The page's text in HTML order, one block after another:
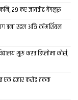
29 कए जायतीह बेंगलुरु
बना रहल अछि कॉमर्शियल
शुरू करत डिप्लोमा कोर्स,
एक हजार करोड़ तकक